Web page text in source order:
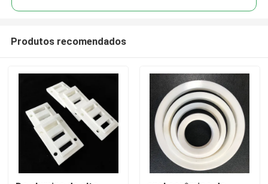
Produtos recomendados